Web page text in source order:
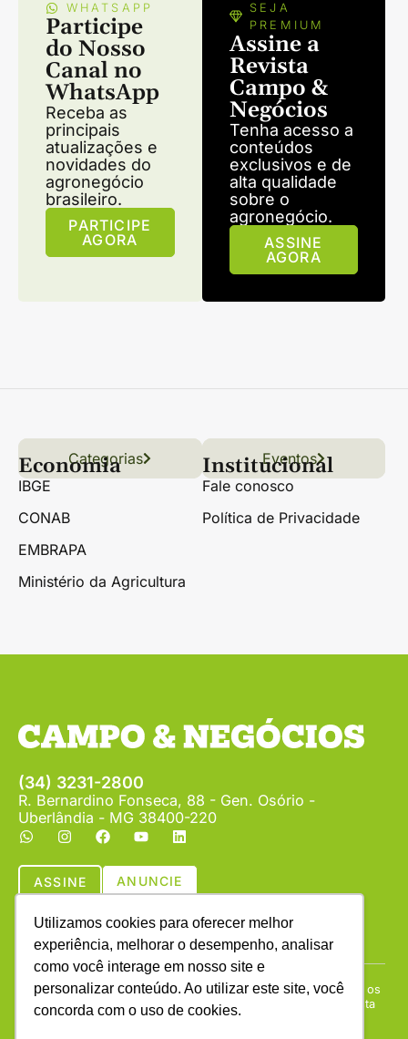
Utilizamos cookies para oferecer melhor
experiência, melhorar o desempenho, analisar
como você interage em nosso site e
personalizar conteúdo. Ao utilizar este site, você
concorda com o uso de cookies.
WHATSAPP
Participe
do Nosso
Canal no
WhatsApp
Receba as
principais
atualizações e
novidades do
agronegócio
brasileiro.
PARTICIPE
AGORA
SEJA
PREMIUM
Assine a
Revista
Campo &
Negócios
Tenha acesso a
conteúdos
exclusivos e de
alta qualidade
sobre o
agronegócio.
ASSINE
AGORA
Links úteis
Conteúdo Grãos
Florestas Hortifrúti
Categorias Eventos
Economia
IBGE
CONAB
EMBRAPA
Ministério da Agricultura
Institucional
Fale conosco
Política de Privacidade
(34) 3231-2800
R. Bernardino Fonseca, 88 - Gen. Osório -
Uberlândia - MG 38400-220
ASSINE ANUNCIE
Copyright © (1990 - 2026) Revista Campo & Negócios. Todos os
direitos reservados. É proibida a reprodução do conteúdo desta
página em qualquer meio de comunicação, eletrônico ou